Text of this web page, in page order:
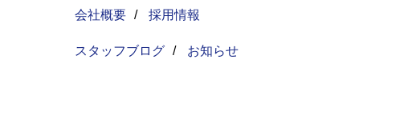
会社概要 / 採用情報
スタッフブログ / お知らせ